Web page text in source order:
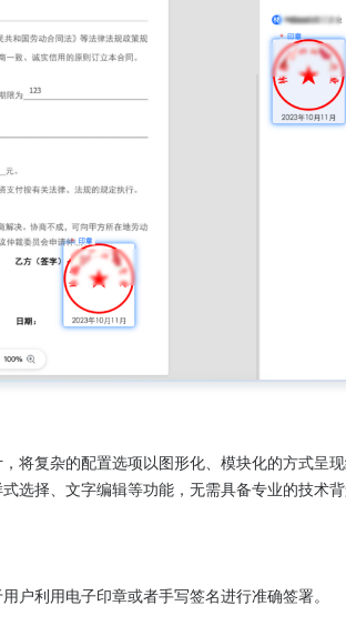
将复杂的配置选项以图形化、模块化的方式呈
选择、文字编辑等功能，无需具备专业的技术
户利用电子印章或者手写签名进行准确签署。